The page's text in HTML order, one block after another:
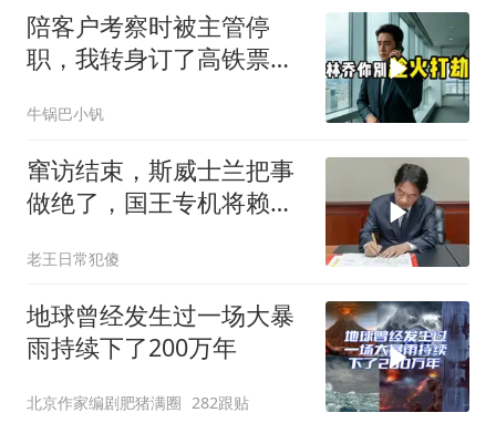
陪客户考察时被主管停
职，我转身订了高铁票。
亿合同没你根本签不了
牛锅巴小钒
窜访结束，斯威士兰把事
做绝了，国王专机将赖清
老王日常犯傻
地球曾经发生过一场大暴
雨持续下了200万年
北京作家编剧肥猪满圈 282跟贴